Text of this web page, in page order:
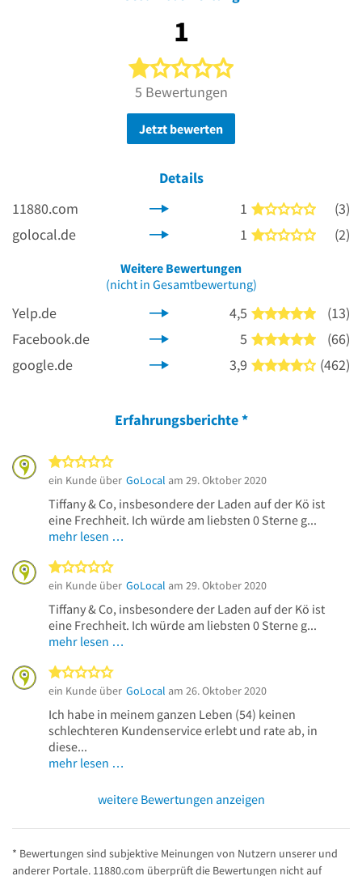
1
1 von 5 Sternen
5 Bewertungen
Jetzt bewerten
Details
11880.com
1 1 von 5
(3)
golocal.de
1 1 von 5
(2)
Weitere Bewertungen
(nicht in Gesamtbewertung)
Yelp.de 4,5 5 von 5
(13)
Facebook.de
5 5 von 5
(66)
google.de
3,9 4 von 5
(462)
Erfahrungsberichte*
ein Kunde über GoLocal am 29. Oktober 2020
Tiffany & Co, insbesondere der Laden auf der Kö ist
eine Frechheit. Ich würde am liebsten 0 Sterne g...
mehr lesen …
ein Kunde über GoLocal am 29. Oktober 2020
Tiffany & Co, insbesondere der Laden auf der Kö ist
eine Frechheit. Ich würde am liebsten 0 Sterne g...
mehr lesen …
ein Kunde über GoLocal am 26. Oktober 2020
Ich habe in meinem ganzen Leben (54) keinen
schlechteren Kundenservice erlebt und rate ab, in
diese...
mehr lesen …
weitere Bewertungen anzeigen
* Bewertungen sind subjektive Meinungen von Nutzern unserer und
anderer Portale. 11880.com überprüft die Bewertungen nicht auf